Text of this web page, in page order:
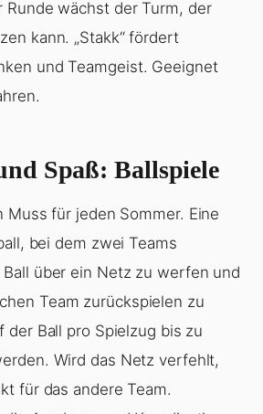
Runde wächst der Turm, der
kann. „Stakk“ fördert
und Teamgeist. Geeignet
Spaß: Ballspiele
Muss für jeden Sommer. Eine
bei dem zwei Teams
über ein Netz zu werfen und
Team zurückspielen zu
der Ball pro Spielzug bis zu
Wird das Netz verfehlt,
für das andere Team.